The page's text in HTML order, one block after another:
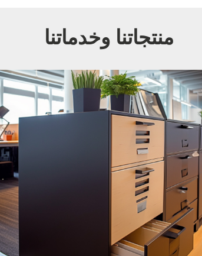
منتجاتنا وخدماتنا